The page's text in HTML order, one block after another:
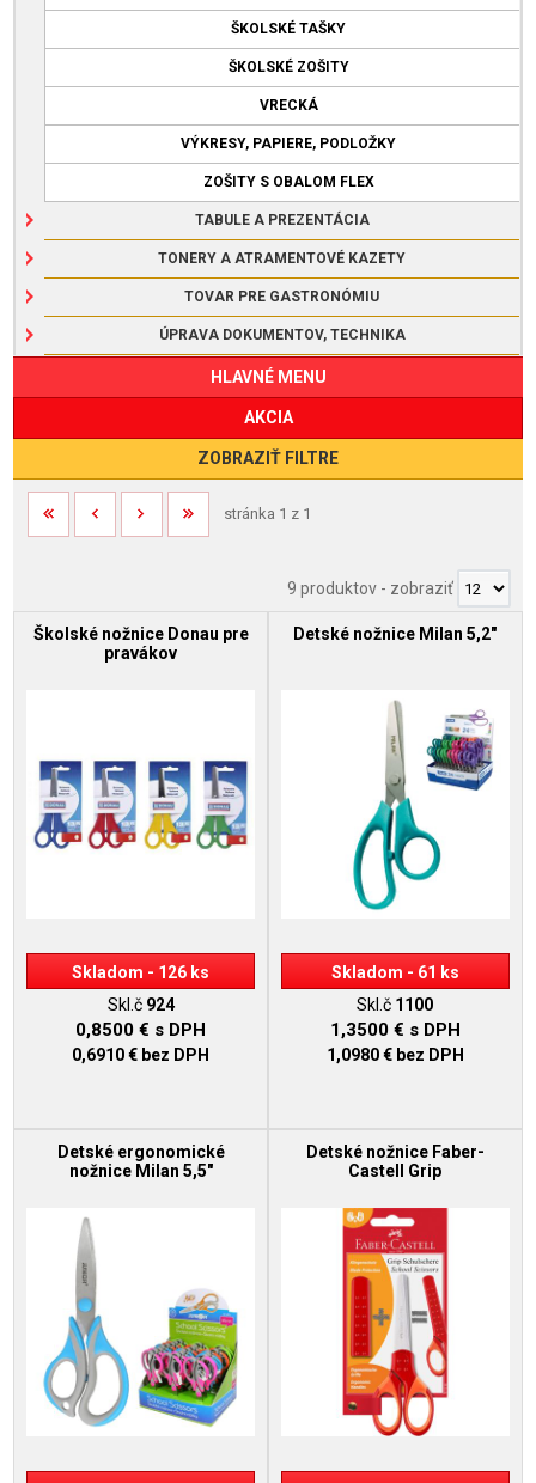
ŠKOLSKÉ TAŠKY
ŠKOLSKÉ ZOŠITY
VRECKÁ
VÝKRESY, PAPIERE, PODLOŽKY
ZOŠITY S OBALOM FLEX
TABULE A PREZENTÁCIA
TONERY A ATRAMENTOVÉ KAZETY
TOVAR PRE GASTRONÓMIU
ÚPRAVA DOKUMENTOV, TECHNIKA
HLAVNÉ MENU
AKCIA
ZOBRAZIŤ FILTRE
stránka 1 z 1
9 produktov- zobraziť
Školské nožnice Donau pre
pravákov
Skladom - 126 ks
Skl.č 924
0,8500 € s DPH
0,6910 € bez DPH
Detské nožnice Milan 5,2"
Skladom - 61 ks
Skl.č 1100
1,3500 € s DPH
1,0980 € bez DPH
Detské ergonomické
nožnice Milan 5,5"
Detské nožnice Faber-
Castell Grip